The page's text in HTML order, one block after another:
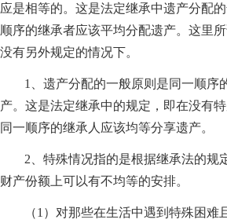
应是相等的。这是法定继承中遗产分配
顺序的继承者应该平均分配遗产。这里
没有另外规定的情况下。
1、遗产分配的一般原则是同一顺序
产。这是法定继承中的规定，即在没有
同一顺序的继承人应该均等分享遗产。
2、特殊情况指的是根据继承法的规
财产份额上可以有不均等的安排。
（1）对那些在生活中遇到特殊困难